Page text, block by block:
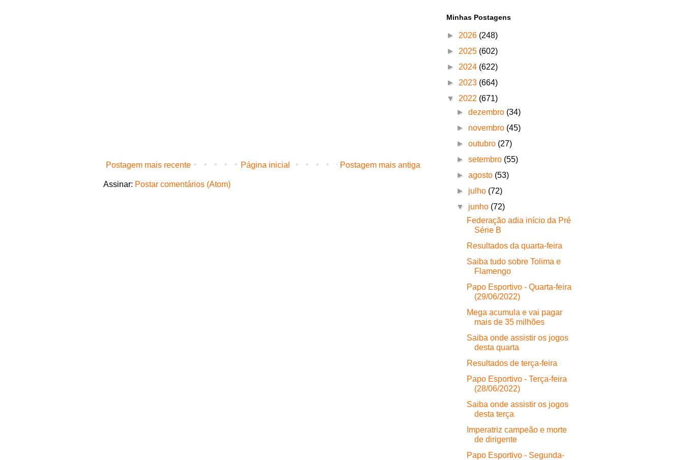
Postagem mais recente Postagem mais antiga
Página inicial
Assinar: Postar comentários (Atom)
Minhas Postagens
► 2026 (248)
► 2025 (602)
► 2024 (622)
► 2023 (664)
▼ 2022 (671)
►dezembro (34)
► novembro (45)
►outubro (27)
►setembro (55)
►agosto (53)
► julho (72)
▼ junho (72)
Federação adia início da Pré
Série B
Resultados da quarta-feira
Saiba tudo sobre Tolima e
Flamengo
Papo Esportivo - Quarta-feira
(29/06/2022)
Mega acumula e vai pagar
mais de 35 milhões
Saiba onde assistir os jogos
desta quarta
Resultados de terça-feira
Papo Esportivo - Terça-feira
(28/06/2022)
Saiba onde assistir os jogos
desta terça
Imperatriz campeão e morte
de dirigente
Papo Esportivo - Segunda-